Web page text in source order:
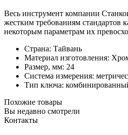
Весь инструмент компании
жестким требованиям стандартов
некоторым параметрам их
Страна: Тайвань
Материал изготовления:
Размер, мм: 24
Система измерения:
Тип ключа:
Похожие товары
Вы недавно смотрели
Контакты